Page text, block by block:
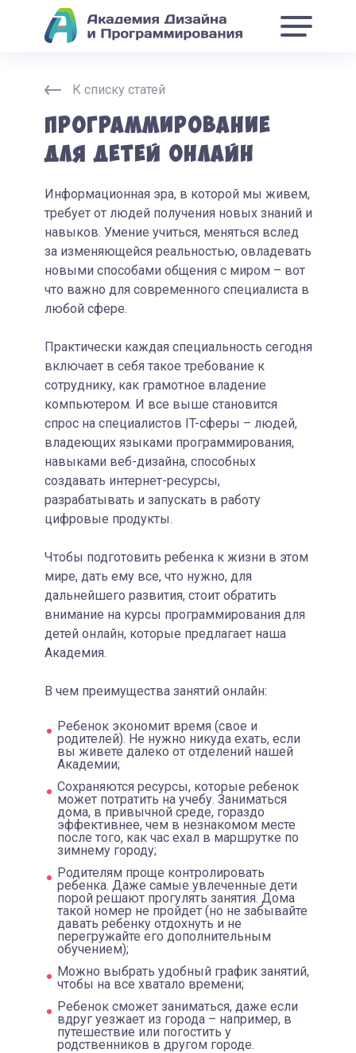
К списку статей
Программирование
для детей онлайн
Информационная эра, в которой мы живем,
требует от людей получения новых знаний и
навыков. Умение учиться, меняться вслед
за изменяющейся реальностью, овладевать
новыми способами общения с миром – вот
что важно для современного специалиста в
любой сфере.
Практически каждая специальность сегодня
включает в себя такое требование к
сотруднику, как грамотное владение
компьютером. И все выше становится
спрос на специалистов IT-сферы – людей,
владеющих языками программирования,
навыками веб-дизайна, способных
создавать интернет-ресурсы,
разрабатывать и запускать в работу
цифровые продукты.
Чтобы подготовить ребенка к жизни в этом
мире, дать ему все, что нужно, для
дальнейшего развития, стоит обратить
внимание на курсы программирования для
детей онлайн, которые предлагает наша
Академия.
В чем преимущества занятий онлайн:
Ребенок экономит время (свое и
родителей). Не нужно никуда ехать, если
вы живете далеко от отделений нашей
Академии;
Сохраняются ресурсы, которые ребенок
может потратить на учебу. Заниматься
дома, в привычной среде, гораздо
эффективнее, чем в незнакомом месте
после того, как час ехал в маршрутке по
зимнему городу;
Родителям проще контролировать
ребенка. Даже самые увлеченные дети
порой решают прогулять занятия. Дома
такой номер не пройдет (но не забывайте
давать ребенку отдохнуть и не
перегружайте его дополнительным
обучением);
Можно выбрать удобный график занятий,
чтобы на все хватало времени;
Ребенок сможет заниматься, даже если
вдруг уезжает из города – например, в
путешествие или погостить у
родственников в другом городе.